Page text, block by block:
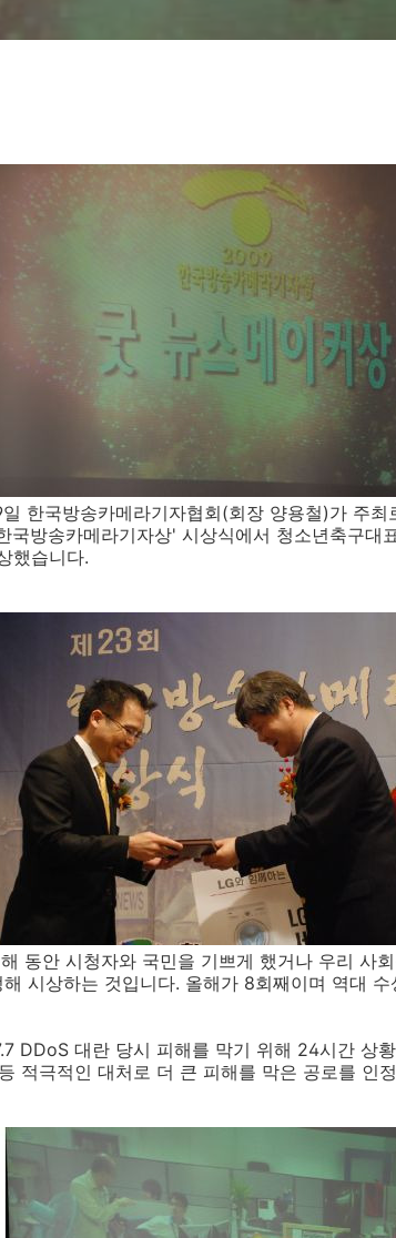
한국방송카메라기자협회(회장 양용철)가 주
국방송카메라기자상' 시상식에서 청소년축구대
했습니다.
동안 시청자와 국민을 기쁘게 했거나 우리 사
시상하는 것입니다. 올해가 8회째이며 역대
DDoS 대란 당시 피해를 막기 위해 24시간 상
적극적인 대처로 더 큰 피해를 막은 공로를 인